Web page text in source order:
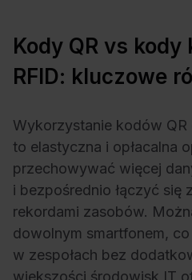
Kody QR vs
RFID: kluczowe
Wykorzystanie kodów
to elastyczna i opłacalna
przechowywać więcej
i bezpośrednio łączyć się
rekordami zasobów.
dowolnym smartfonem,
w zespołach bez
większości środowisk IT